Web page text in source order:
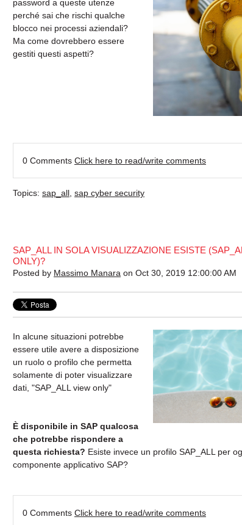
password a queste utenze
perché sai che rischi qualche
blocco nei processi aziendali?
Ma come dovrebbero essere
gestiti questi aspetti?
0 Comments Click here to read/write comments
Topics: sap_all, sap cyber security
SAP_ALL IN SOLA VISUALIZZAZIONE ESISTE
ONLY)?
Posted by Massimo Manara on Oct 30, 2019 12:00:00 AM
In alcune situazioni potrebbe
essere utile avere a disposizione
un ruolo o profilo che permetta
solamente di poter visualizzare
dati, "SAP_ALL view only"
È disponibile in SAP qualcosa
che potrebbe rispondere a
questa richiesta? Esiste invece un profilo SAP_ALL per
componente applicativo SAP?
0 Comments Click here to read/write comments